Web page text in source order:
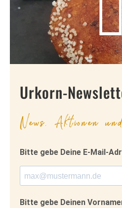
Urkorn-
News, Aktionen
Bitte gebe Deine E-Mail-
Bitte gebe Deinen